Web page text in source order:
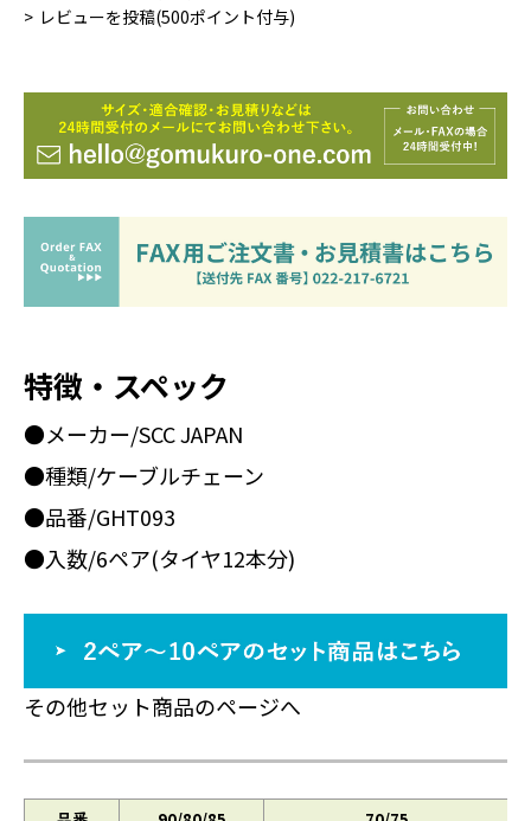
レビューを投稿(500ポイント付与)
特徴・スペック
●メーカー/SCC JAPAN
●種類/ケーブルチェーン
●品番/GHT093
●入数/6ペア(タイヤ12本分)
その他セット商品のページへ